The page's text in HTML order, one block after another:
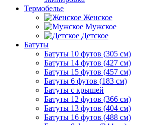
Термобелье
Женское
Мужское
Детское
Батуты
Батуты 10 футов (305 см)
Батуты 14 футов (427 см)
Батуты 15 футов (457 см)
Батуты 6 футов (183 см)
Батуты с крышей
Батуты 12 футов (366 см)
Батуты 13 футов (404 см)
Батуты 16 футов (488 см)